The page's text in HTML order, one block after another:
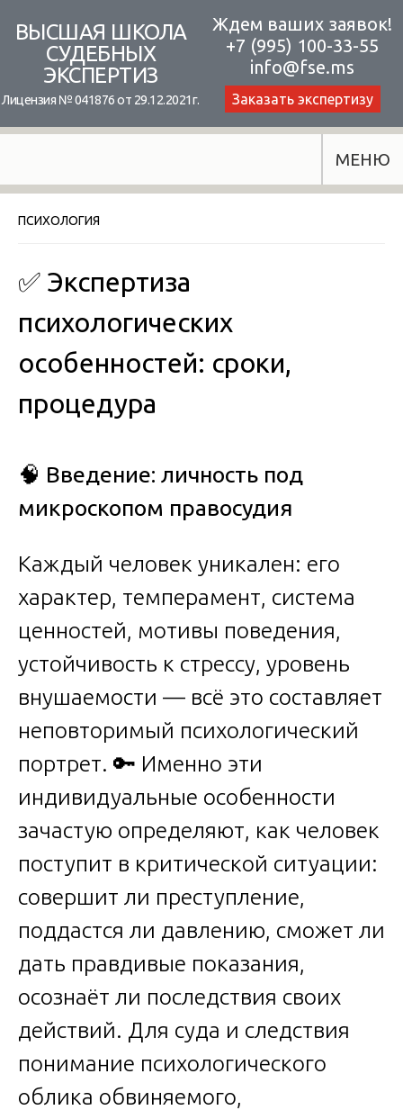
content
ВЫСШАЯ ШКОЛА
СУДЕБНЫХ
ЭКСПЕРТИЗ
Лицензия № 041876 от 29.12.2021г.
Ждем ваших заявок!
+7 (995) 100-33-55
info@fse.ms
Заказать экспертизу
МЕНЮ
ПСИХОЛОГИЯ
✅ Экспертиза
психологических
особенностей: сроки,
процедура
🧠 Введение: личность под
микроскопом правосудия
Каждый человек уникален: его
характер, темперамент, система
ценностей, мотивы поведения,
устойчивость к стрессу, уровень
внушаемости — всё это составляет
неповторимый психологический
портрет. 🔑 Именно эти
индивидуальные особенности
зачастую определяют, как человек
поступит в критической ситуации:
совершит ли преступление,
поддастся ли давлению, сможет ли
дать правдивые показания,
осознаёт ли последствия своих
действий. Для суда и следствия
понимание психологического
облика обвиняемого,